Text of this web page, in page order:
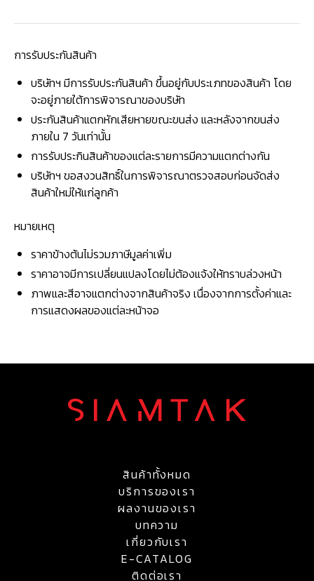
การรับประกันสินค้า
บริษัทฯ มีการรับประกันสินค้า ขึ้นอยู่กับประเภทของสินค้า โดย
จะอยู่ภายใต้การพิจารณาของบริษัท
ประกันสินค้าแตกหักเสียหายขณะขนส่ง และหลังจากขนส่ง
ภายใน 7 วันเท่านั้น
การรับประกินสินค้าของแต่ละรายการมีความแตกต่างกัน
บริษัทฯ ขอสงวนสิทธิ์ในการพิจารณาตรวจสอบก่อนจัดส่ง
สินค้าใหม่ให้แก่ลูกค้า
หมายเหตุ
ราคาข้างต้นไม่รวมภาษีมูลค่าเพิ่ม
ราคาอาจมีการเปลี่ยนแปลงโดยไม่ต้องแจ้งให้ทราบล่วงหน้า
ภาพและสีอาจแตกต่างจากสินค้าจริง เนื่องจากการตั้งค่าและ
การแสดงผลของแต่ละหน้าจอ
สินค้าทั้งหมด
บริการของเรา
ผลงานของเรา
บทความ
เกี่ยวกับเรา
E-CATALOG
ติดต่อเรา